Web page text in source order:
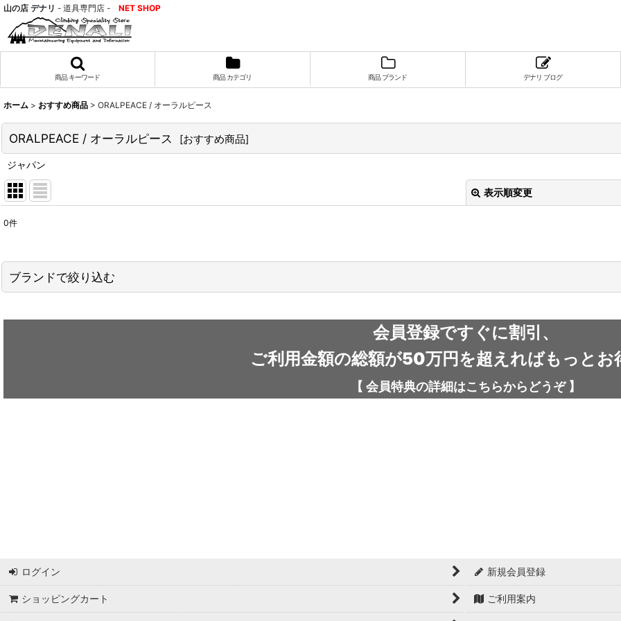
山の店 デナリ - 道具専門店 - NET SHOP
商品 キーワード 商品 カテゴリ 商品 ブランド デナリ ブログ
ホーム > おすすめ商品 > ORALPEACE / オーラルピース
ORALPEACE / オーラルピース [おすすめ商品]
ジャパン
表示順変更
並び順
0件
ブランドで絞り込む
arata / アラタ
UNPARALLEL / アンパラレル
会員登録ですぐに割引、
ご利用金額の総額が50万円を超えればもっとお
【 会員特典の詳細はこちらから どうぞ】
ログイン 新規会員登録
ショッピングカート ご利用案内